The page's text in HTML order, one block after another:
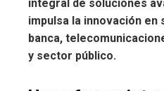
integral de soluciones
impulsa la innovación
banca,
y sector público.